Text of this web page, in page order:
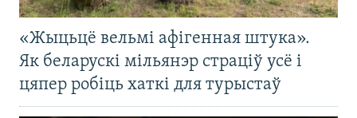
«Жыцьцё вельмі афігенная штука».
Як беларускі мільянэр страціў усё і
цяпер робіць хаткі для турыстаў